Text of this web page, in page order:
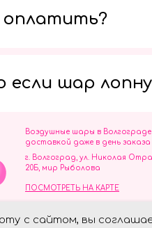
с сайтом, вы
оплатить?
если шар
Воздушные шары в Волгограде
доставкой даже в день заказа
г. Волгоград, ул. Николая
20Б, мир Рыболова
ПОСМОТРЕТЬ НА КАРТЕ
Политика обработки